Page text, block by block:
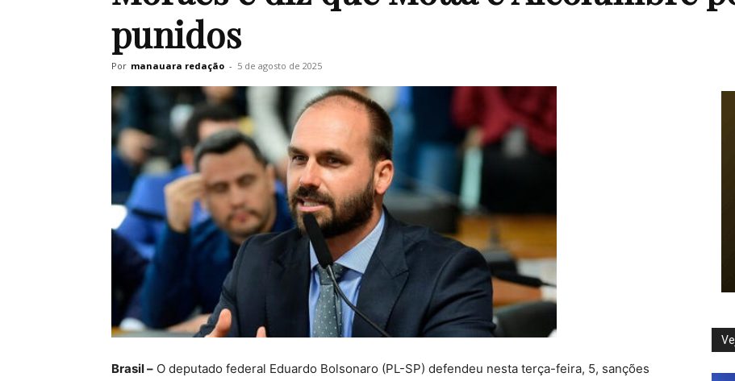
punidos
Por manauara redação - 5 de agosto de 2025
Brasil – O deputado federal Eduardo Bolsonaro (PL-SP) defendeu nesta terça-feira, 5, sanções